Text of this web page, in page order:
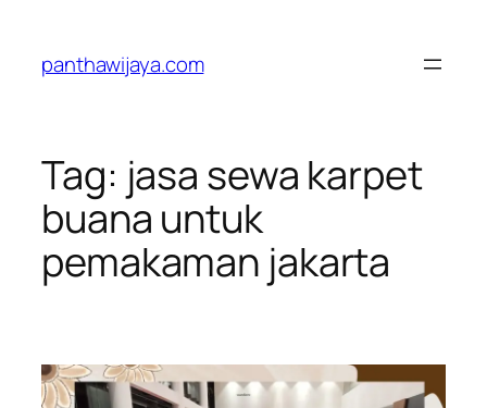
konten
panthawijaya.com
Tag: jasa sewa karpet
buana untuk
pemakaman jakarta